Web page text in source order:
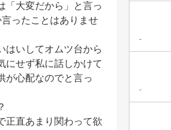
「大変だから」と言っ
ったことはありませ
はいしてオムツ台から
にせず私に話しかけて
が心配なのでと言っ
正直あまり関わって欲
-
-